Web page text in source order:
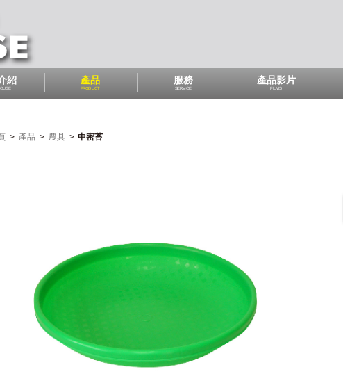
紹 產品
PRODUCT
服務
SERVICE
產品影片
FILMS
> 產品 > 農具 > 中密苔